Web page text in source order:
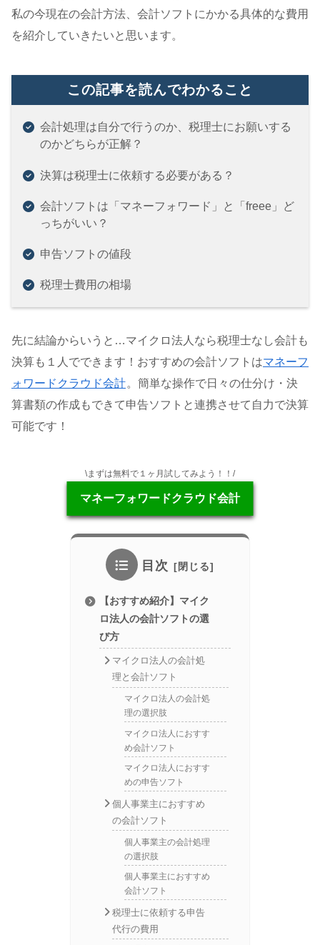
私の今現在の会計方法、会計ソフトにかかる具体的な費用
を紹介していきたいと思います。
この記事を読んでわかること
会計処理は自分で行うのか、税理士にお願いする
のかどちらが正解？
決算は税理士に依頼する必要がある？
会計ソフトは「マネーフォワード」と「freee」ど
っちがいい？
申告ソフトの値段
税理士費用の相場
先に結論からいうと…マイクロ法人なら税理士なし会計も
決算も１人でできます！おすすめの会計ソフトはマネーフ
ォワードクラウド会計。簡単な操作で日々の仕分け・決
算書類の作成もできて申告ソフトと連携させて自力で決算
可能です！
\まずは無料で１ヶ月試してみよう！！/
マネーフォワードクラウド会計
目次
【おすすめ紹介】マイク
ロ法人の会計ソフトの選
び方
マイクロ法人の会計処
理と会計ソフト
マイクロ法人の会計処
理の選択肢
マイクロ法人におすす
め会計ソフト
マイクロ法人におすす
めの申告ソフト
個人事業主におすすめ
の会計ソフト
個人事業主の会計処理
の選択肢
個人事業主におすすめ
会計ソフト
税理士に依頼する申告
代行の費用